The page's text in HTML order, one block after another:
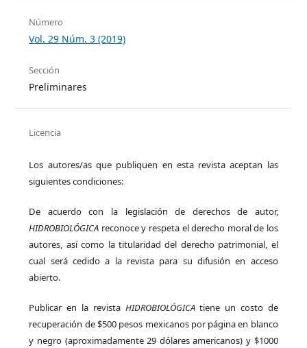
Número
Vol. 29 Núm. 3 (2019)
Sección
Preliminares
Licencia
Los autores/as que publiquen en esta revista aceptan las
siguientes condiciones:
De acuerdo con la legislación de derechos de autor,
HIDROBIOLÓGICA reconoce y respeta el derecho moral de los
autores, así como la titularidad del derecho patrimonial, el
cual será cedido a la revista para su difusión en acceso
abierto.
Publicar en la revista HIDROBIOLÓGICAtiene un costo de
recuperación de $500 pesos mexicanos por página en blanco
y negro (aproximadamente 29 dólares americanos) y $1000